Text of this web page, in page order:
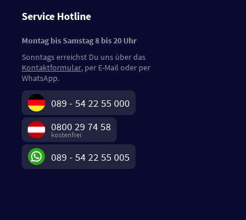
Service Hotline
Montag bis Samstag 8 bis 20 Uhr
Sonntags erreichst Du uns über das
Kontaktformular, per E-Mail oder per
WhatsApp.
089 - 54 22 55 000
0800 29 74 58
kostenfrei
089 - 54 22 55 005